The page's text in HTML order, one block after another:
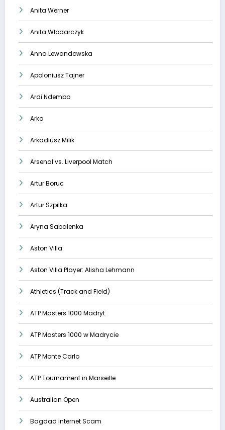
Anita Werner
Anita Włodarczyk
Anna Lewandowska
Apoloniusz Tajner
Ardi Ndembo
Arka
Arkadiusz Milik
Arsenal vs. Liverpool Match
Artur Boruc
Artur Szpilka
Aryna Sabalenka
Aston Villa
Aston Villa Player: Alisha Lehmann
Athletics (Track and Field)
ATP Masters 1000 Madryt
ATP Masters 1000 w Madrycie
ATP Monte Carlo
ATP Tournament in Marseille
Australian Open
Bagdad Internet Scam